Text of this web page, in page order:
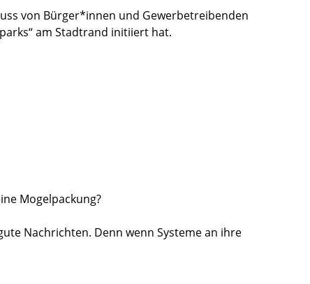
von Bürger*innen und Gewerbetreibenden
am Stadtrand initiiert hat.
Mogelpackung?
Nachrichten. Denn wenn Systeme an ihre